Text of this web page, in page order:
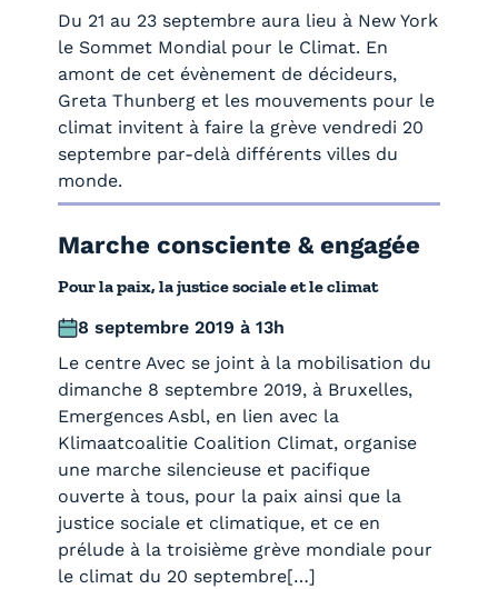
Du 21 au 23 septembre aura lieu à New York
le Sommet Mondial pour le Climat. En
amont de cet évènement de décideurs,
Greta Thunberg et les mouvements pour le
climat invitent à faire la grève vendredi 20
septembre par-delà différents villes du
monde.
Marche consciente & engagée
Pour la paix, la justice sociale et le climat
8 septembre 2019 à 13h
Le centre Avec se joint à la mobilisation du
dimanche 8 septembre 2019, à Bruxelles,
Emergences Asbl, en lien avec la
Klimaatcoalitie Coalition Climat, organise
une marche silencieuse et pacifique
ouverte à tous, pour la paix ainsi que la
justice sociale et climatique, et ce en
prélude à la troisième grève mondiale pour
le climat du 20 septembre[…]